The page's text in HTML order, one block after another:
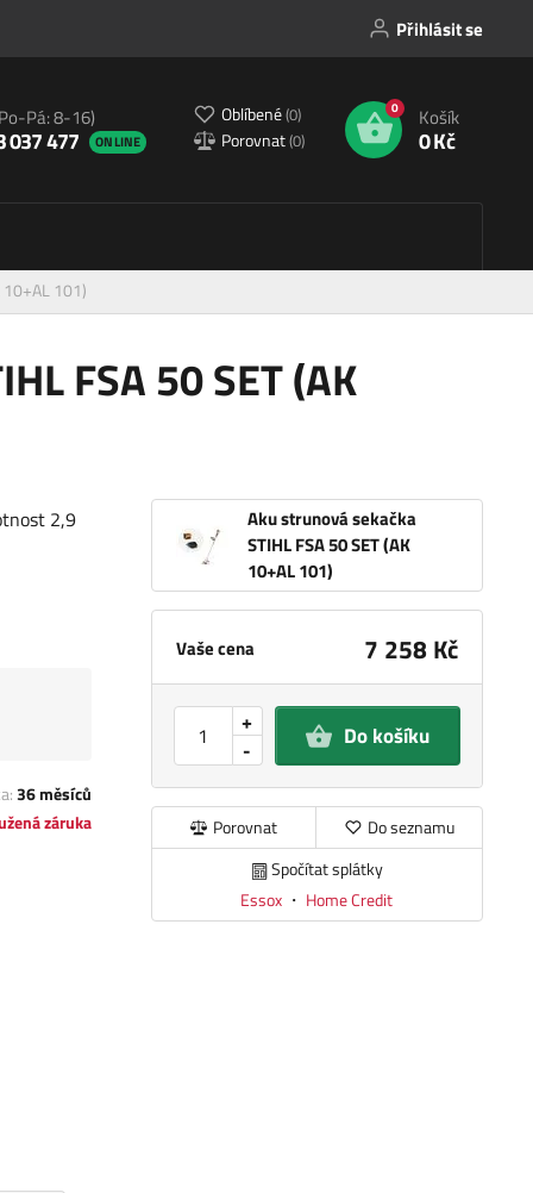
Přihlásit se
Pá: 8-16)
037 477 ONLINE
Oblíbené(0)
Porovnat(0)
0 Košík
0 Kč
10+AL 101)
FSA 50 SET (AK
Aku strunová sekačka
STIHL FSA 50 SET (AK
10+AL 101)
Vaše cena 7 258 Kč
-
+ Do košíku
Porovnat
Do seznamu
Spočítat splátky
Essox ・ Home Credit
2,9
36 měsíců
záruka